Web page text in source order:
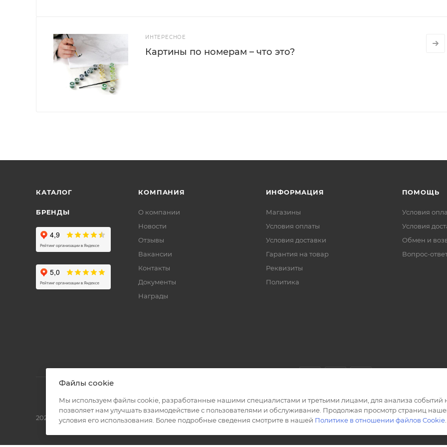
ИНТЕРЕСНОЕ
Картины по номерам – что это?
КАТАЛОГ
БРЕНДЫ
КОМПАНИЯ
О компании
Новости
Отзывы
Вакансии
Контакты
Документы
Награды
ИНФОРМАЦИЯ
Магазины
Условия оплаты
Условия доставки
Гарантия на товар
Реквизиты
Политика
ПОМОЩЬ
Условия
Условия
Обмен и
Вопрос-
2026 © Полиграф кит - интернет-магазин
Файлы cookie
Мы используем файлы cookie, разработанные нашими специалистами и третьими лицами, для анализа событий
позволяет нам улучшать взаимодействие с пользователями и обслуживание. Продолжая просмотр страниц
условия его использования. Более подробные сведения смотрите в нашей Политике в отношении файлов Cookie